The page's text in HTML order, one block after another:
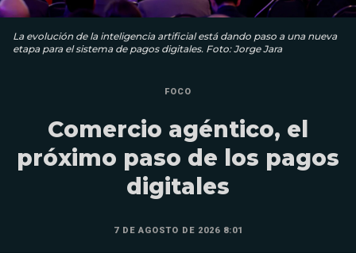
La evolución de la inteligencia artificial está dando paso a una nueva
etapa para el sistema de pagos digitales. Foto: Jorge Jara
FOCO
Comercio agéntico, el
próximo paso de los pagos
digitales
7 DE AGOSTO DE 2026 8:01